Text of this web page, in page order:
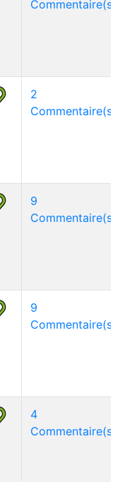
Commentaire(s)
2
Commentaire(s)
9
Commentaire(s)
9
Commentaire(s)
4
Commentaire(s)